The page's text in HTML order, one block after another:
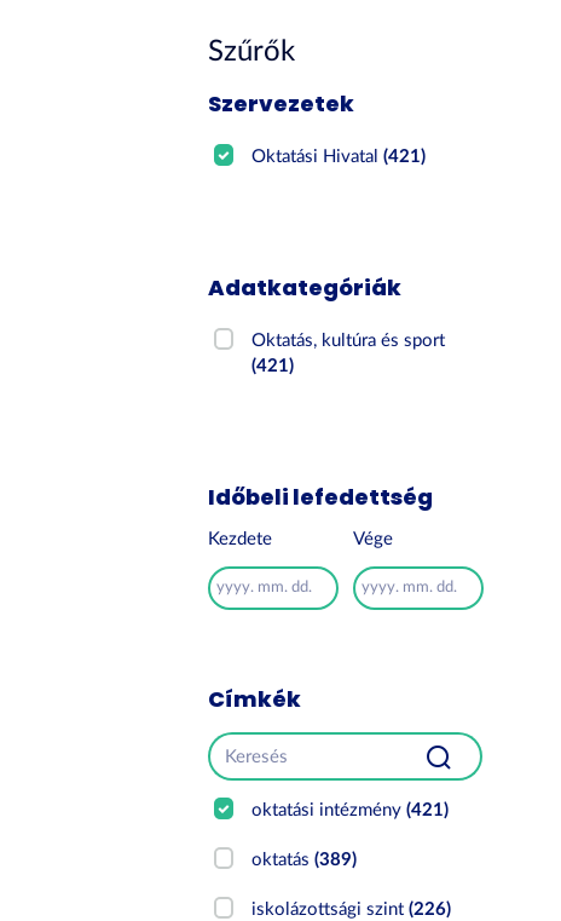
Szűrők
Szervezetek
Oktatási Hivatal(421)
Adatkategóriák
Oktatás, kultúra és sport
(421)
Időbeli lefedettség
Kezdete Vége
Címkék
oktatási intézmény(421)
oktatás(389)
iskolázottsági szint(226)